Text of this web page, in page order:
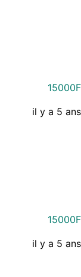
15000F
il y a 5 ans
15000F
il y a 5 ans